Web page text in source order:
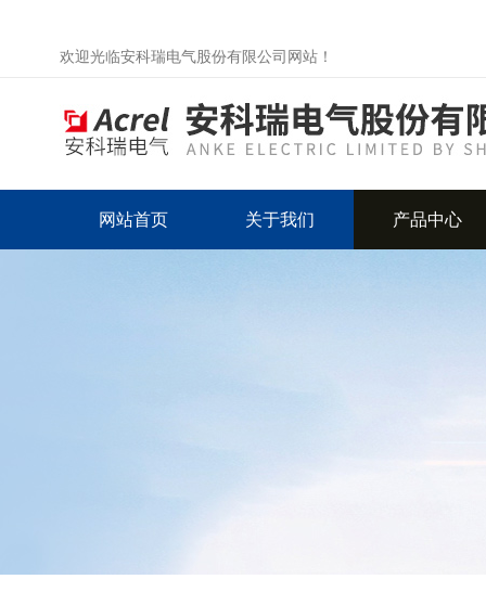
欢迎光临安科瑞电气股份有限公司网站！
网站首页 关于我们 产品中心